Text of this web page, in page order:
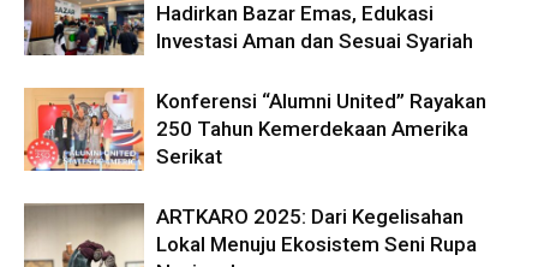
Hadirkan Bazar Emas, Edukasi
Investasi Aman dan Sesuai Syariah
Konferensi “Alumni United” Rayakan
250 Tahun Kemerdekaan Amerika
Serikat
ARTKARO 2025: Dari Kegelisahan
Lokal Menuju Ekosistem Seni Rupa